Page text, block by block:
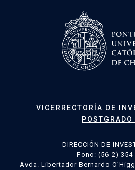
VICERRECTORÍA DE
POSTGRADO
DIRECCIÓN DE
Fono: (56-2)
Avda. Libertador Bernardo